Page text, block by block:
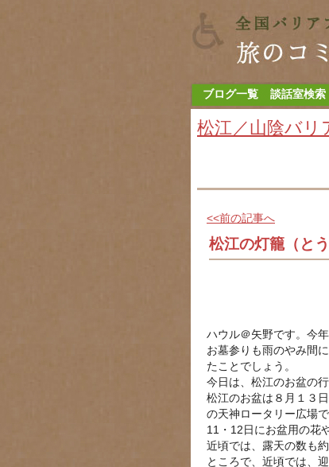
ブログ一覧 談話室検索
松江／山陰バリ
<<前の記事へ
松江の灯籠（と
ハウル＠矢野です。今
お墓参りも雨のやみ間
たことでしょう。
今日は、松江のお盆の
松江のお盆は８月１３
の天神ロータリー広場で
11・12日にお盆用の花
近頃では、露天の数も
ところで、近頃では、